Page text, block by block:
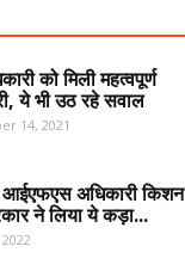
को मिली महत्वपूर्ण
ये भी उठ रहे सवाल
14, 2021
अधिकारी किशन
ने लिया ये कड़ा...